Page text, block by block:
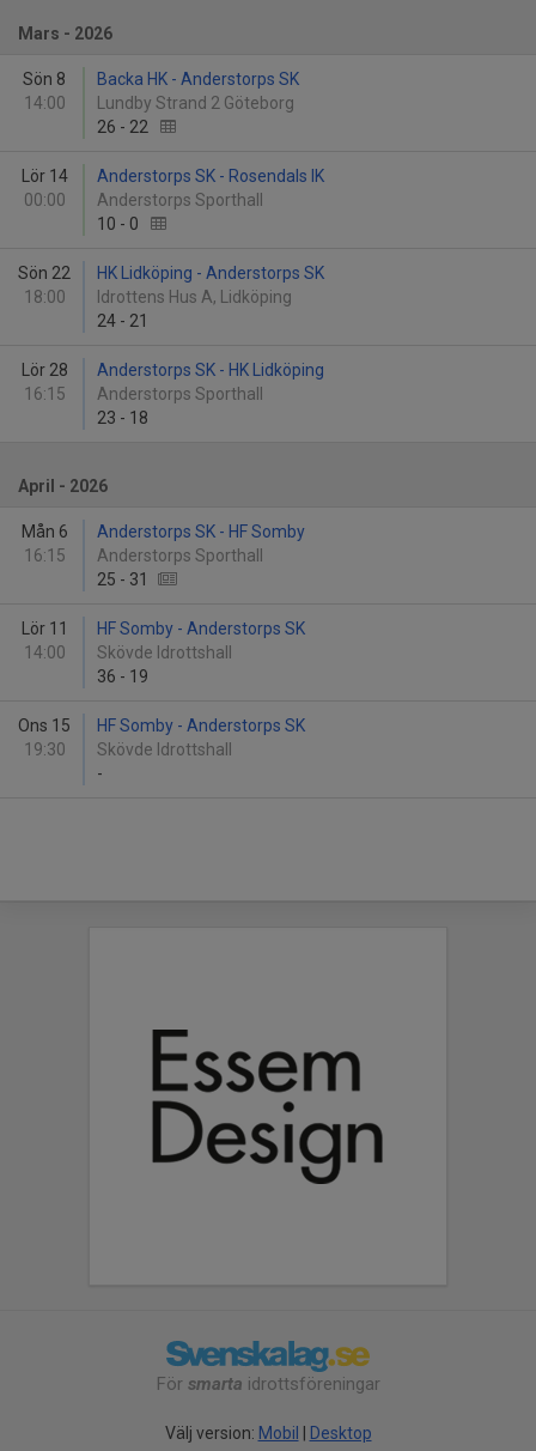
Mars - 2026
Sön 8
14:00
Backa HK - Anderstorps SK
Lundby Strand 2 Göteborg
26 - 22
Lör 14
00:00
Anderstorps SK - Rosendals IK
Anderstorps Sporthall
10 - 0
Sön 22
18:00
HK Lidköping - Anderstorps SK
Idrottens Hus A, Lidköping
24 - 21
Lör 28
16:15
Anderstorps SK - HK Lidköping
Anderstorps Sporthall
23 - 18
April - 2026
Mån 6
16:15
Anderstorps SK - HF Somby
Anderstorps Sporthall
25 - 31
Lör 11
14:00
HF Somby - Anderstorps SK
Skövde Idrottshall
36 - 19
Ons 15
19:30
HF Somby - Anderstorps SK
Skövde Idrottshall
-
För smarta idrottsföreningar
Välj version: Mobil Desktop